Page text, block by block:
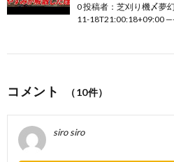
0 投稿者：芝刈り機〆夢
11-18T21:00:18+09:00
コメント （10件）
siro siro